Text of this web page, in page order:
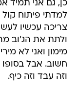
כן, גם אני תמיד
למדתי פיתוח קול
צריכה עכשיו
ולתת את הג'וב
מימון ואני לא
חשוב. אבל
וזה עבד וזה כיף.